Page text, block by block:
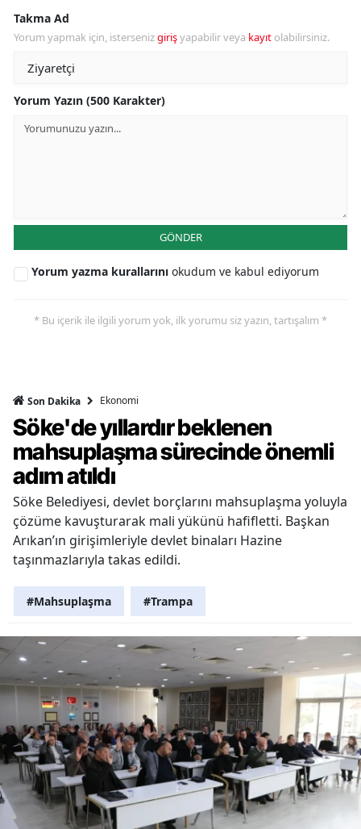
Takma Ad
Yorum yapmak için, istersenizgirişyapabilir veya kayıt olabilirsiniz.
Yorum Yazın (500 Karakter)
GÖNDER
Yorum yazma kurallarını okudum ve kabul ediyorum
* Bu içerik ile ilgili yorum yok, ilk yorumu siz yazın, tartışalım *
Son Dakika Ekonomi
Söke'de yıllardır beklenen
mahsuplaşma sürecinde önemli
adım atıldı
Söke Belediyesi, devlet borçlarını mahsuplaşma yoluyla
çözüme kavuşturarak mali yükünü hafifletti. Başkan
Arıkan’ın girişimleriyle devlet binaları Hazine
taşınmazlarıyla takas edildi.
#Mahsuplaşma #Trampa